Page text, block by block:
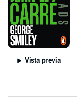
Vista previa